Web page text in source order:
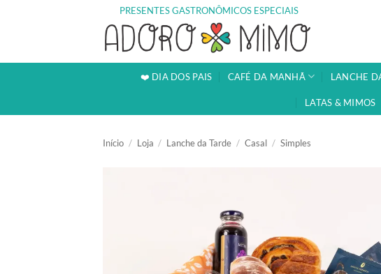
PRESENTES GASTRONÔMICOS ESPECIAIS
❤️ DIA DOS PAIS CAFÉ DA MANHÃ LANCHE
LATAS & MIMOS
Início / Loja / Lanche da Tarde / Casal / Simples